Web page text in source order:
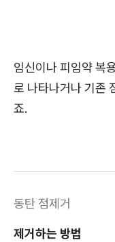
임신이나 피임약 복
로 나타나거나 기존
죠.
동탄 점제거
제거하는 방법